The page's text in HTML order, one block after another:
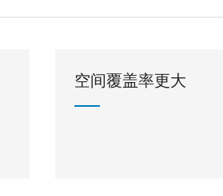
空间覆盖率更大